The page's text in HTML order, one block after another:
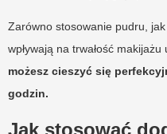
Zarówno stosowanie pudru,
wpływają na trwałość
możesz cieszyć się
godzin.
Jak stosować